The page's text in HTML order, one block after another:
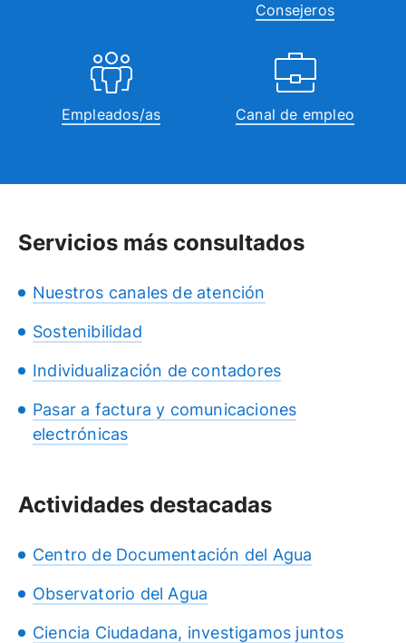
Consejeros
Empleados/as Canal de empleo
Servicios más consultados
Nuestros canales de atención
Sostenibilidad
Individualización de contadores
Pasar a factura y comunicaciones
electrónicas
Actividades destacadas
Centro de Documentación del Agua
Observatorio del Agua
Ciencia Ciudadana, investigamos juntos